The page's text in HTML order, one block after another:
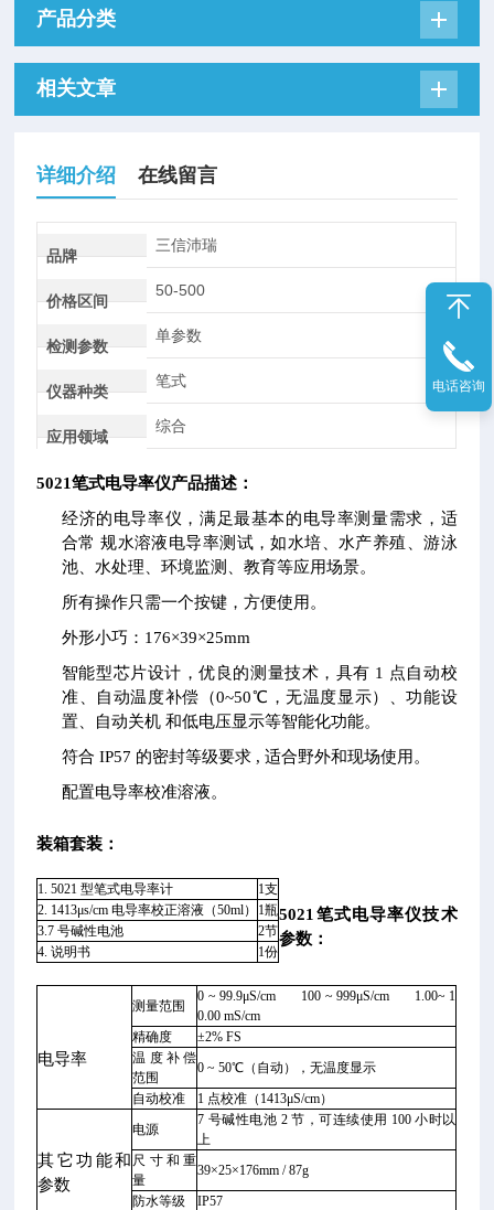
产品分类
相关文章
详细介绍 在线留言
品牌
三信沛瑞
价格区间
50-500
检测参数
单参数
仪器种类
笔式
应用领域
综合
5021笔式电导率仪产品描述：
经济的电导率仪，满足最基本的电导率测量需求，适
合常 规水溶液电导率测试，如水培、水产养殖、游泳
池、水处理、环境监测、教育等应用场景。
所有操作只需一个按键，方便使用。
外形小巧：176×39×25mm
智能型芯片设计，优良的测量技术，具有 1 点自动校
准、自动温度补偿（0~50℃，无温度显示）、功能设
置、自动关机 和低电压显示等智能化功能。
符合 IP57 的密封等级要求 , 适合野外和现场使用。
配置电导率校准溶液。
装箱套装：
1. 5021 型笔式电导率计
1支
2. 1413μs/cm 电导率校正溶液（50ml）
1瓶
3.7 号碱性电池
2节
4. 说明书
1份
5021笔式电导率仪技术
参数：
电导率
测量范围
0 ~ 99.9μS/cm 100 ~ 999μS/cm 1.00~ 1
0.00 mS/cm
精确度
±2% FS
温度补偿
范围
0 ~ 50℃（自动），无温度显示
自动校准
1 点校准（1413μS/cm）
其它功能和
参数
电源
7 号碱性电池 2 节，可连续使用 100 小时以
上
尺寸和重
量
39×25×176mm / 87g
防水等级
IP57
电话咨询